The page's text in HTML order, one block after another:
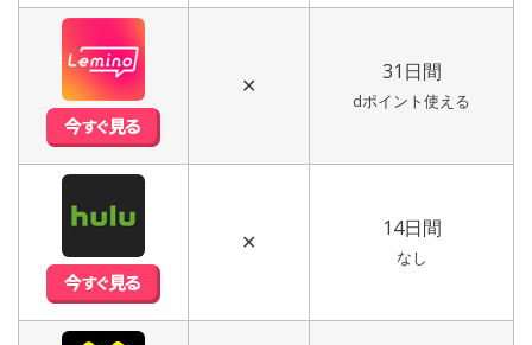
✕
31日間
dポイント使える
✕
14日間
なし